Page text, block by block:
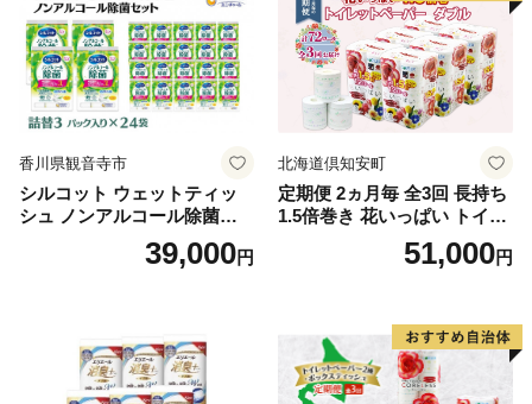
香川県観音寺市
シルコット ウェットティッ
シュ ノンアルコール除菌詰
替（43枚×3P）×24袋 日用品
おもちゃ 拭き取り 手拭き 外
39,000円
北海道倶知安町
定期便 2ヵ月毎 全3回 長持ち
1.5倍巻き 花いっぱい トイレ
ットペーパー ダブル 45ｍ 計
72ロール 全18種 花柄 プリン
ー 消耗品 備蓄 送料無料 北海
道 倶知安町 日用品
51,000円